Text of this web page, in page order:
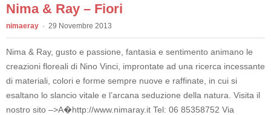
Nima & Ray – Fiori
nimaeray 29 Novembre 2013
Nima & Ray, gusto e passione, fantasia e sentimento animano le
creazioni floreali di Nino Vinci, improntate ad una ricerca incessante
di materiali, colori e forme sempre nuove e raffinate, in cui si
esaltano lo slancio vitale e l’arcana seduzione della natura. Visita il
nostro sito –>A�http://www.nimaray.it Tel: 06 85358752 Via